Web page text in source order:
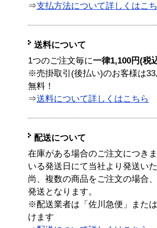
⇒支払方法について詳しくはこ
送料について
1つのご注文毎に一律1,100円(税
※売掛取引(後払い)のお客様は
無料！
⇒送料について詳しくはこちら
配送について
在庫がある場合のご注文につき
いる発送日にて当社より発送い
尚、複数の商品をご注文の場合
発送となります。
※配送業者は「佐川急便」また
けます